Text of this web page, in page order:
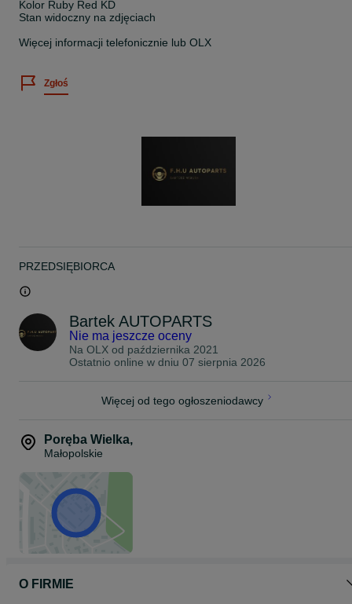
Kolor Ruby Red KD
Stan widoczny na zdjęciach
Więcej informacji telefonicznie lub OLX
Zgłoś
PRZEDSIĘBIORCA
Bartek AUTOPARTS
Nie ma jeszcze oceny
Na OLX od października 2021
Ostatnio online w dniu 07 sierpnia 2026
Więcej od tego ogłoszeniodawcy
Poręba Wielka,
Małopolskie
O FIRMIE